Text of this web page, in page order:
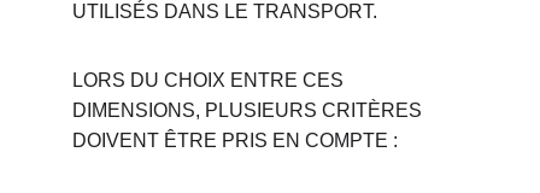
UTILISÉS DANS LE TRANSPORT.
LORS DU CHOIX ENTRE CES
DIMENSIONS, PLUSIEURS CRITÈRES
DOIVENT ÊTRE PRIS EN COMPTE :